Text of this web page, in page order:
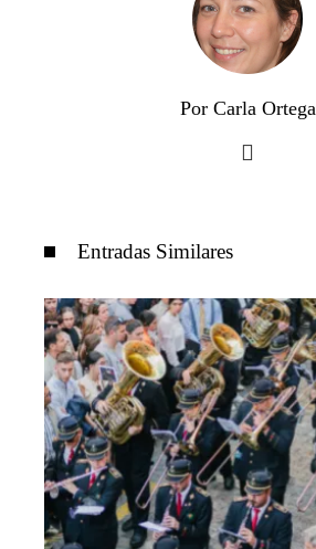
Por Carla Ortega
Entradas Similares